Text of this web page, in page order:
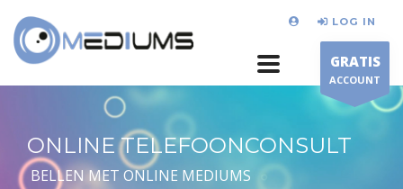
LOG IN
GRATIS
ACCOUNT
ONLINE TELEFOONCONSULT
BELLEN MET ONLINE MEDIUMS